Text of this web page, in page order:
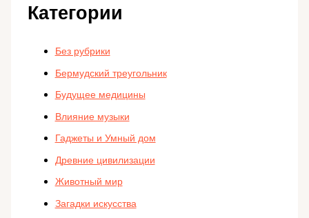
Категории
Без рубрики
Бермудский треугольник
Будущее медицины
Влияние музыки
Гаджеты и Умный дом
Древние цивилизации
Животный мир
Загадки искусства